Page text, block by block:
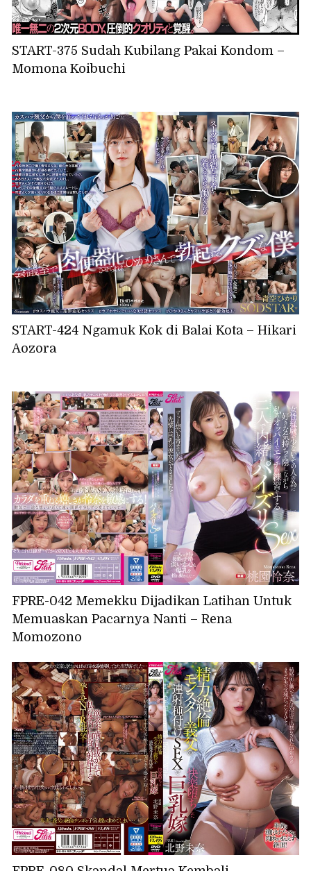
START-375 Sudah Kubilang Pakai Kondom –
Momona Koibuchi
START-424 Ngamuk Kok di Balai Kota – Hikari
Aozora
FPRE-042 Memekku Dijadikan Latihan Untuk
Memuaskan Pacarnya Nanti – Rena
Momozono